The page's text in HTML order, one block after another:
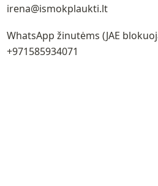
irena@ismokplaukti.lt
WhatsApp žinutėms (JAE
+971585934071